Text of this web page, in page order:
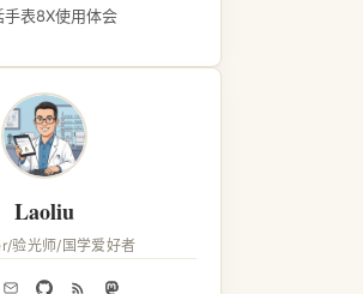
Laoliu
验光师/国学爱好者
表8X使用体会